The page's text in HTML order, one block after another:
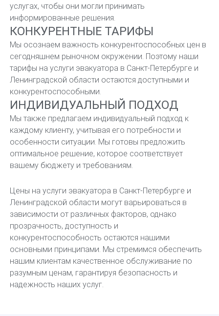
услугах, чтобы они могли принимать
информированные решения.
КОНКУРЕНТНЫЕ ТАРИФЫ
Мы осознаем важность конкурентоспособных цен в
сегодняшнем рыночном окружении. Поэтому наши
тарифы на услуги эвакуатора в Санкт-Петербурге и
Ленинградской области остаются доступными и
конкурентоспособными.
ИНДИВИДУАЛЬНЫЙ ПОДХОД
Мы также предлагаем индивидуальный подход к
каждому клиенту, учитывая его потребности и
особенности ситуации. Мы готовы предложить
оптимальное решение, которое соответствует
вашему бюджету и требованиям.
Цены на услуги эвакуатора в Санкт-Петербурге и
Ленинградской области могут варьироваться в
зависимости от различных факторов, однако
прозрачность, доступность и
конкурентоспособность остаются нашими
основными принципами. Мы стремимся обеспечить
нашим клиентам качественное обслуживание по
разумным ценам, гарантируя безопасность и
надежность наших услуг.